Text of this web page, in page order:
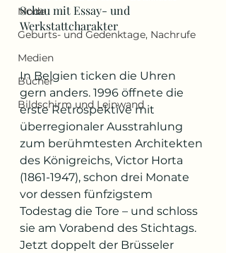
Mode
Geburts- und Gedenktage, Nachrufe
Medien
Bücher
Bildschirm und Leinwand
Schau mit Essay- und
Werkstattcharakter
In Belgien ticken die Uhren
gern anders. 1996 öffnete die
erste Retrospektive mit
überregionaler Ausstrahlung
zum berühmtesten Architekten
des Königreichs, Victor Horta
(1861-1947), schon drei Monate
vor dessen fünfzigstem
Todestag die Tore – und schloss
sie am Vorabend des Stichtags.
Jetzt doppelt der Brüsseler